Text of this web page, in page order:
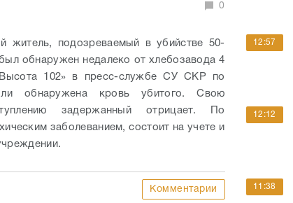
0
житель, подозреваемый в убийстве 50-
обнаружен недалеко от хлебозавода 4
102» в пресс-службе СУ СКР по
обнаружена кровь убитого. Свою
задержанный отрицает. По
заболеванием, состоит на учете и
Комментарии
12:57
12:12
11:38